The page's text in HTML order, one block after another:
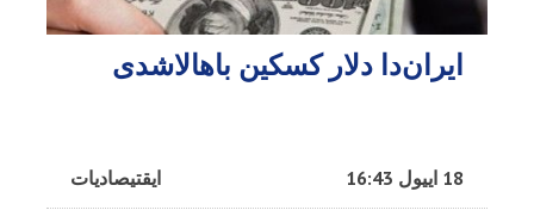
ایران‌دا دلار کسکین باهالاشدی
ایقتیصادیات 18 اییول 16:43